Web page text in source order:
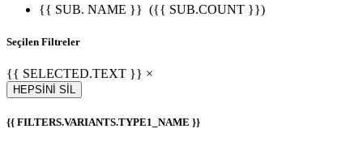
{{ SUB. NAME }} ({{ SUB.COUNT }})
Seçilen Filtreler
{{ SELECTED.TEXT }} ×
HEPSİNİ SİL
{{ FILTERS.VARIANTS.TYPE1_NAME }}